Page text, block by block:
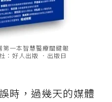
第一本智慧醫療關鍵報
：好人出版 ．出版日
時，過幾天的媒體